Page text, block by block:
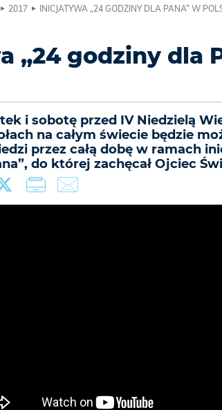
2017 INICJATYWA „24 GODZINY DLA PANA” W
„24 godziny dla
i sobotę przed IV Niedzielą
na całym świecie będzie
przez całą dobę w ramach
do której zachęcał Ojciec